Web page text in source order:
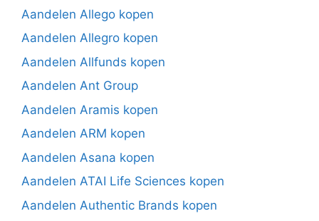
Aandelen Allego kopen
Aandelen Allegro kopen
Aandelen Allfunds kopen
Aandelen Ant Group
Aandelen Aramis kopen
Aandelen ARM kopen
Aandelen Asana kopen
Aandelen ATAI Life Sciences kopen
Aandelen Authentic Brands kopen